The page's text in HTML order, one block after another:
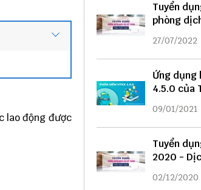
lao động được
Tuyển
phòng
năm 2022
27/07/2022
Ứng dụng
4.5.0 của
09/01/2021
Tuyển
2020 -
02/12/2020